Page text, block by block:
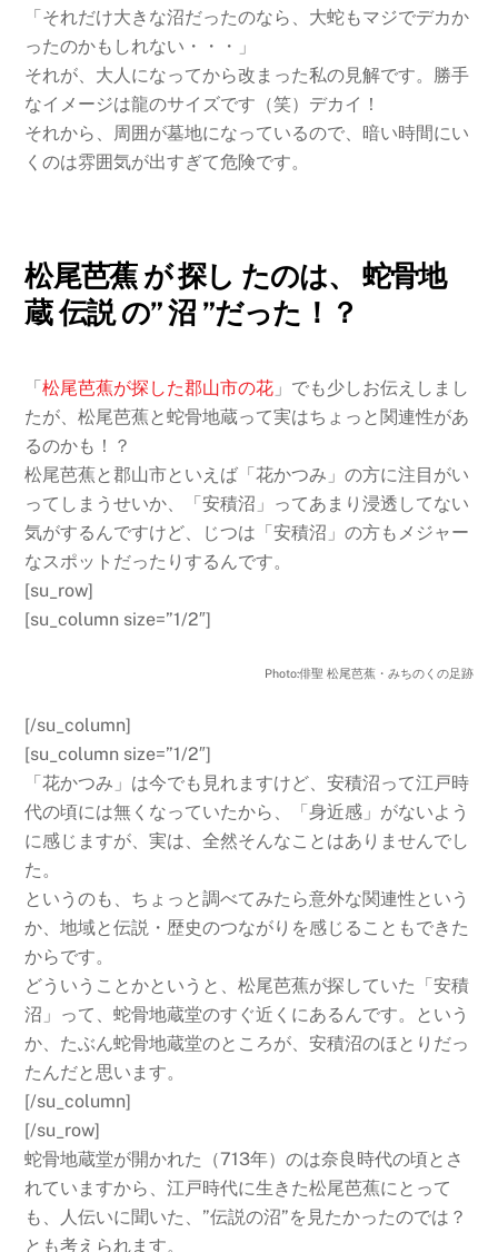
「それだけ大きな沼だったのなら、大蛇もマジでデカか
ったのかもしれない・・・」
それが、大人になってから改まった私の見解です。勝手
なイメージは龍のサイズです（笑）デカイ！
それから、周囲が墓地になっているので、暗い時間にい
くのは雰囲気が出すぎて危険です。
松尾芭蕉 が 探し たのは、 蛇骨地
蔵 伝説 の” 沼 ”だった！？
「松尾芭蕉が探した郡山市の花 」でも少しお伝えしまし
たが、松尾芭蕉と蛇骨地蔵って実はちょっと関連性があ
るのかも！？
松尾芭蕉と郡山市といえば「花かつみ」の方に注目がい
ってしまうせいか、「安積沼」ってあまり浸透してない
気がするんですけど、じつは「安積沼」の方もメジャー
なスポットだったりするんです。
[su_row]
[su_column size=”1/2″]
Photo:俳聖 松尾芭蕉・みちのくの足跡
[/su_column]
[su_column size=”1/2″]
「花かつみ」は今でも見れますけど、安積沼って江戸時
代の頃には無くなっていたから、「身近感」がないよう
に感じますが、実は、全然そんなことはありませんでし
た。
というのも、ちょっと調べてみたら意外な関連性という
か、地域と伝説・歴史のつながりを感じることもできた
からです。
どういうことかというと、松尾芭蕉が探していた「安積
沼」って、蛇骨地蔵堂のすぐ近くにあるんです。という
か、たぶん蛇骨地蔵堂のところが、安積沼のほとりだっ
たんだと思います。
[/su_column]
[/su_row]
蛇骨地蔵堂が開かれた（713年）のは奈良時代の頃とさ
れていますから、江戸時代に生きた松尾芭蕉にとって
も、人伝いに聞いた、”伝説の沼”を見たかったのでは？
とも考えられます。